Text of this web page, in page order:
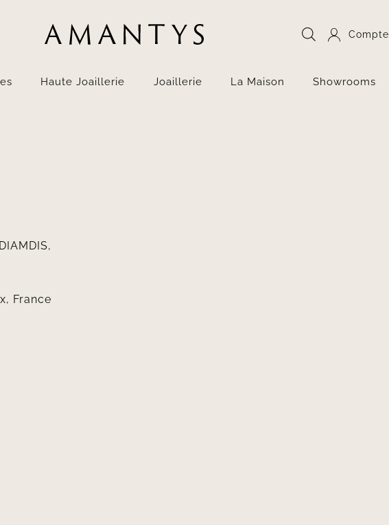
Compte
Haute Joaillerie Joaillerie La Maison Showrooms
France